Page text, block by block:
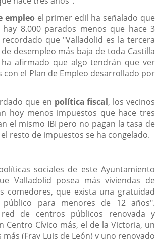
empleoel primer edil ha señalado que
8.000 parados menos que hace 3
que "Valladolid es la tercera
desempleo más baja de toda Castilla
afirmado que algo tendrán que ver
con el Plan de Empleo desarrollado por
que en política fiscal, los vecinos
hoy menos impuestos que hace tres
el mismo IBI pero no pagan la tasa de
resto de impuestos se ha congelado.
sociales de este Ayuntamiento
Valladolid posea más viviendas de
comedores, que exista una gratuidad
para menores de 12 años".
de centros públicos renovada y
Centro Cívico más, el de la Victoria, un
(Fray Luis de León) y uno renovado